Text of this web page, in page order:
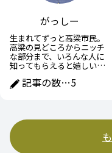
がっしー
生まれてずっと高梁市民。
高梁の見どころからニッチ
な部分まで、いろんな人に
知ってもらえると嬉しいで
記事の数…5